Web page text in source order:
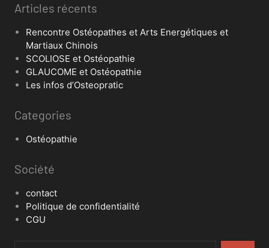
Articles récents
Rencontre Ostéopathes et Arts Energétiques et
Martiaux Chinois
SCOLIOSE et Ostéopathie
GLAUCOME et Ostéopathie
Les infos d’Osteopratic
Categories
Ostéopathie
Société
contact
Politique de confidentialité
CGU